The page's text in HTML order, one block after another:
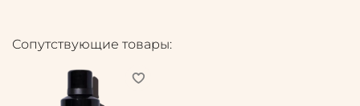
Сопутствующие товары: